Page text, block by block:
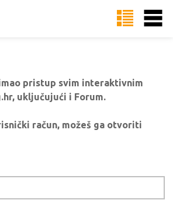
pristup svim interaktivnim
uključujući i Forum.
račun, možeš ga otvoriti